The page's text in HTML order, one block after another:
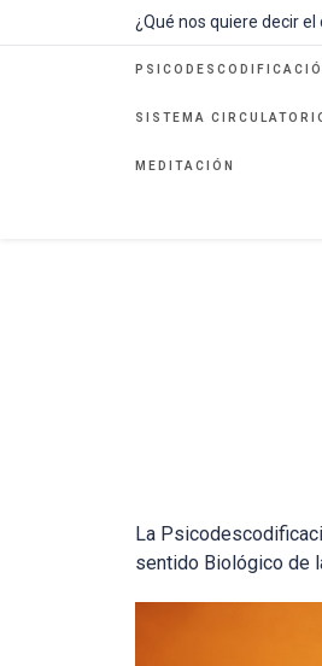
¿Qué nos quiere decir
SISTEMA
MEDITACIÓN
La
sentido Biológico de